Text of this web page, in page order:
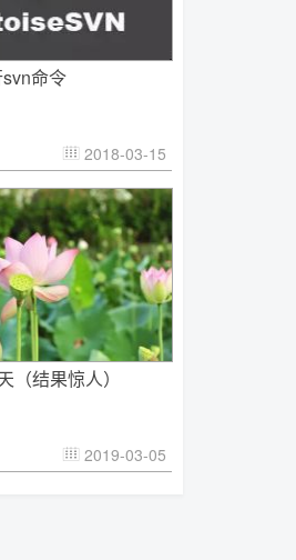
命令
 2018-03-15
（结果惊人）
 2019-03-05